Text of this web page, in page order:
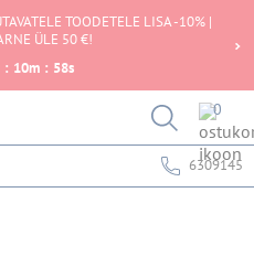
TOODETELE LISA -10% |
ÜLE 50 €!
: 10m : 58s
0
6309145